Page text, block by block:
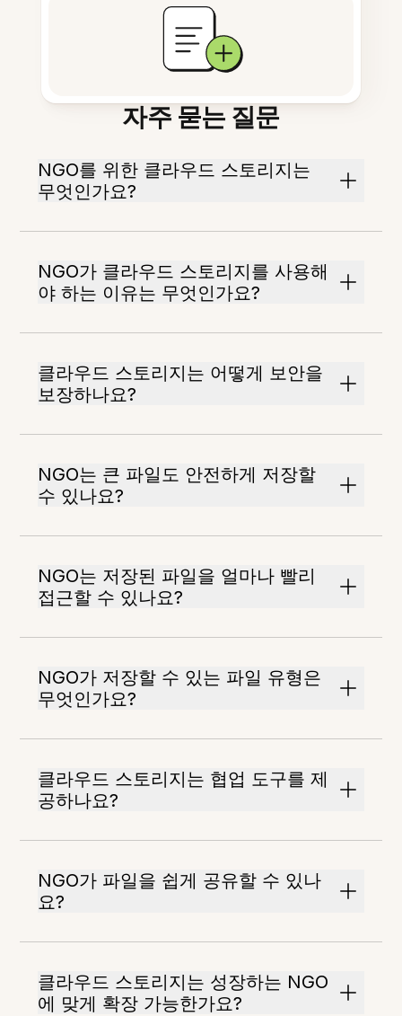
자주 묻는 질문
NGO를 위한 클라우드 스토리지는
무엇인가요?
NGO가 클라우드 스토리지를 사용해
야 하는 이유는 무엇인가요?
클라우드 스토리지는 어떻게 보안을
보장하나요?
NGO는 큰 파일도 안전하게 저장할
수 있나요?
NGO는 저장된 파일을 얼마나 빨리
접근할 수 있나요?
NGO가 저장할 수 있는 파일 유형은
무엇인가요?
클라우드 스토리지는 협업 도구를 제
공하나요?
NGO가 파일을 쉽게 공유할 수 있나
요?
클라우드 스토리지는 성장하는 NGO
에 맞게 확장 가능한가요?